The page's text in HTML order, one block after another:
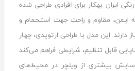
۷۹۰ رنگی ایران بهکار برای افرادی طراحی شده
مقاوم و راحت جهت استحمام و
دارند. این مدل با طراحی ارتوپدی، چهار
قابل تنظیم، شرایطی فراهم می‌کند
آسایش بیشتری از ویلچر در محیط‌های